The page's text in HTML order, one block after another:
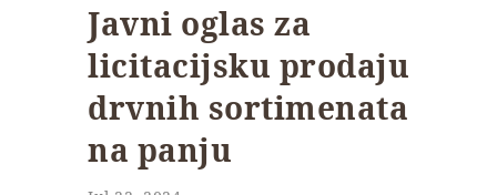
Javni oglas za
licitacijsku prodaju
drvnih sortimenata
na panju